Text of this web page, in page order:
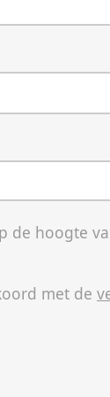
de hoogte
met de